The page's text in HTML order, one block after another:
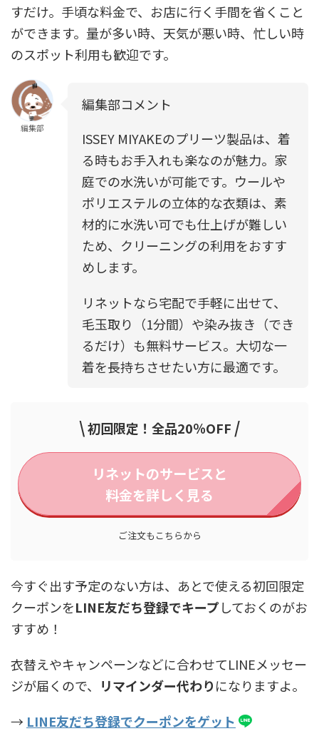
すだけ。手頃な料金で、お店に行く手間を省くこと
ができます。量が多い時、天気が悪い時、忙しい時
のスポット利用も歓迎です。
編集部
編集部コメント
ISSEY MIYAKEのプリーツ製品は、着
る時もお手入れも楽なのが魅力。家
庭での水洗いが可能です。ウールや
ポリエステルの立体的な衣類は、素
材的に水洗い可でも仕上げが難しい
ため、クリーニングの利用をおすす
めします。
リネットなら宅配で手軽に出せて、
毛玉取り（1分間）や染み抜き（でき
るだけ）も無料サービス。大切な一
着を長持ちさせたい方に最適です。
\初回限定！全品20％OFF /
リネットのサービスと
料金を詳しく見る
ご注文もこちらから
今すぐ出す予定のない方は、あとで使える初回限定
クーポンをLINE友だち登録でキープしておくのがお
すすめ！
衣替えやキャンペーンなどに合わせてLINEメッセー
ジが届くので、
リマインダー代わりになりますよ。
→ LINE友だち登録でクーポンをゲット